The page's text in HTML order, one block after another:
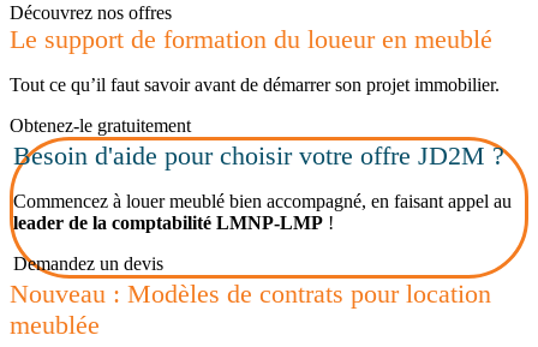
Découvrez nos offres
Le support de formation du loueur en meublé
Tout ce qu’il faut savoir avant de démarrer son projet immobilier.
Obtenez-le gratuitement
Besoin d'aide pour choisir votre offre JD2M ?
Commencez à louer meublé bien accompagné, en faisant appel au
leader de la comptabilité LMNP-LMP !
Demandez un devis
Nouveau : Modèles de contrats pour location
meublée